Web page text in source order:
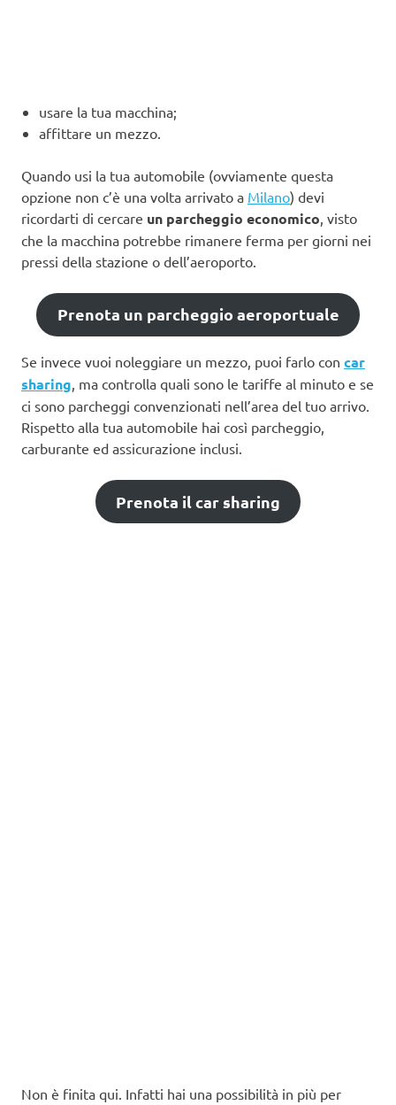
usare la tua macchina;
affittare un mezzo.
Quando usi la tua automobile (ovviamente questa
opzione non c’è una volta arrivato a Milano) devi
ricordarti di cercare un parcheggio economico , visto
che la macchina potrebbe rimanere ferma per giorni nei
pressi della stazione o dell’aeroporto.
Prenota un parcheggio aeroportuale
Se invece vuoi noleggiare un mezzo, puoi farlo con car
sharing, ma controlla quali sono le tariffe al minuto e se
ci sono parcheggi convenzionati nell’area del tuo arrivo.
Rispetto alla tua automobile hai così parcheggio,
carburante ed assicurazione inclusi.
Prenota il car sharing
Non è finita qui. Infatti hai una possibilità in più per